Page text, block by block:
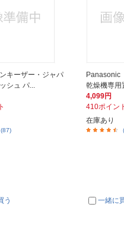
キーザー・ジャパ
シュ パ...
(87)
う
乾燥機専用
4,099円
410ポイン
在庫あり
一緒に